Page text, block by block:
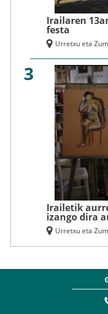
Irailaren
festa
Urretxu eta
3
Irailetik
izango dira
Urretxu eta